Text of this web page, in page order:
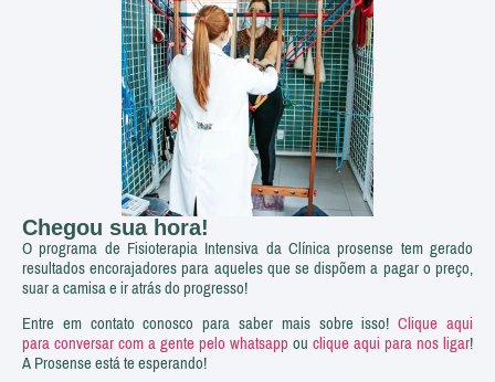
Chegou sua hora!
O programa de Fisioterapia Intensiva da Clínica prosense tem gerado
resultados encorajadores para aqueles que se dispõem a pagar o preço,
suar a camisa e ir atrás do progresso!
Entre em contato conosco para saber mais sobre isso!Clique aqui
para conversar com a gente pelo whatsappouclique aqui para nos ligar!
A Prosense está te esperando!